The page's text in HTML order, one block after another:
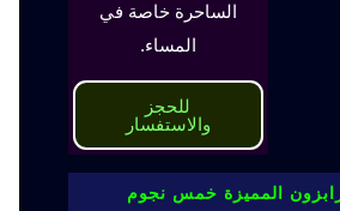
الساحرة خاصة في
المساء.
للحجز
والاستفسار
المميزة خمس نجوم